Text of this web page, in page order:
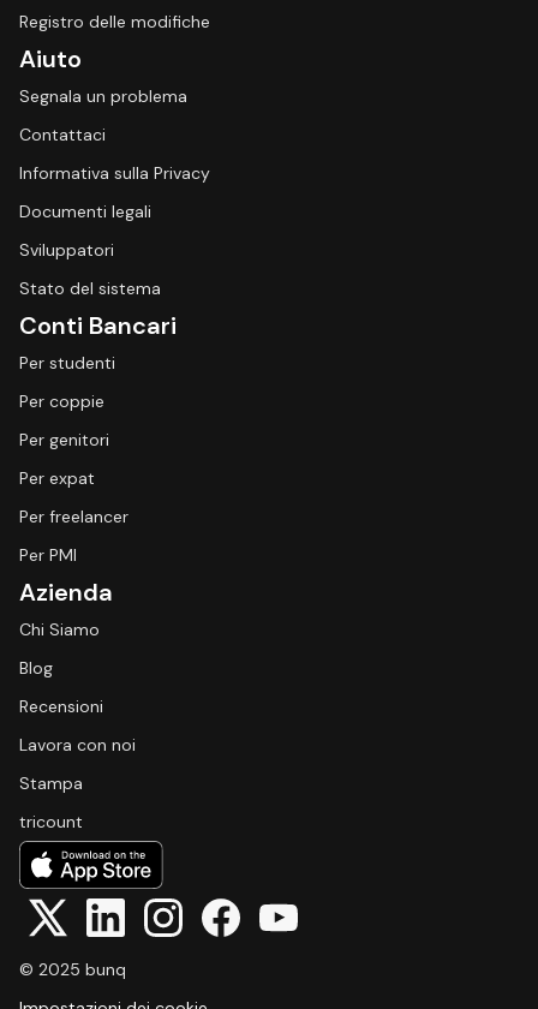
Registro delle modifiche
Aiuto
Segnala un problema
Contattaci
Informativa sulla Privacy
Documenti legali
Sviluppatori
Stato del sistema
Conti Bancari
Per studenti
Per coppie
Per genitori
Per expat
Per freelancer
Per PMI
Azienda
Chi Siamo
Blog
Recensioni
Lavora con noi
Stampa
tricount
© 2025 bunq